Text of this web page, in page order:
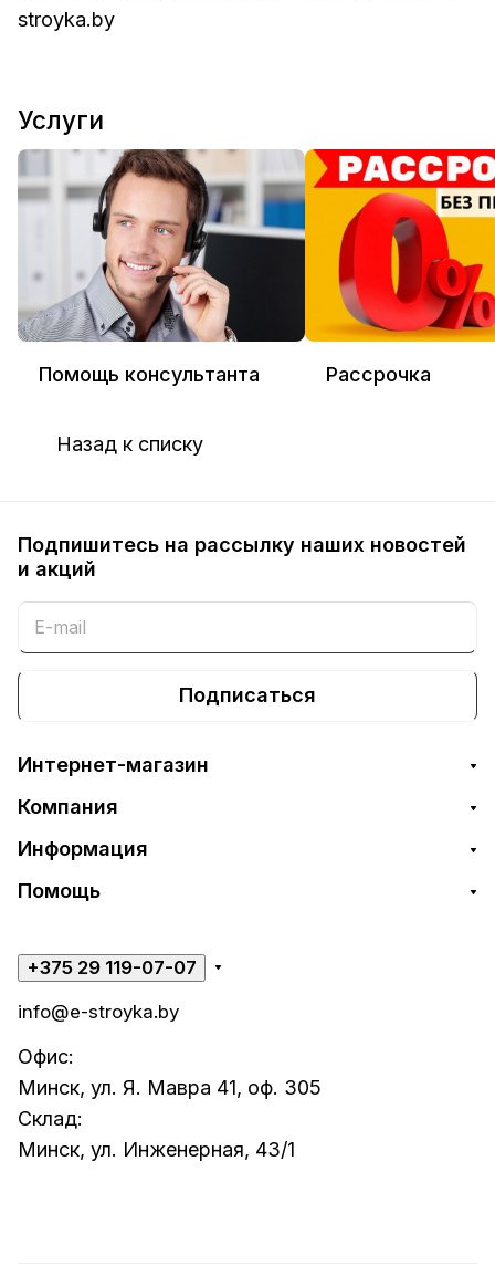
stroyka.by
Услуги
Помощь консультанта Рассрочка
Назад к списку
Подпишитесь на рассылку наших новостей
и акций
Подписаться
Интернет-магазин
Компания
Информация
Помощь
+375 29 119-07-07
info@e-stroyka.by
Офис:
Минск, ул. Я. Мавра 41, оф. 305
Склад:
Минск, ул. Инженерная, 43/1